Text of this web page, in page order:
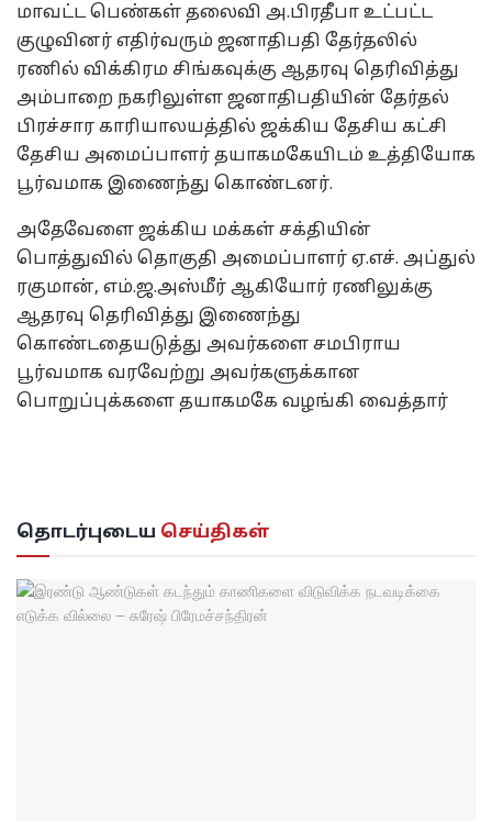
மாவட்ட பெண்கள் தலைவி அ.பிரதீபா உட்பட்ட
குழுவினர் எதிர்வரும் ஜனாதிபதி தேர்தலில்
ரணில் விக்கிரம சிங்கவுக்கு ஆதரவு தெரிவித்து
அம்பாறை நகரிலுள்ள ஜனாதிபதியின் தேர்தல்
பிரச்சார காரியாலயத்தில் ஜக்கிய தேசிய கட்சி
தேசிய அமைப்பாளர் தயாகமகேயிடம் உத்தியோக
பூர்வமாக இணைந்து கொண்டனர்.
அதேவேளை ஜக்கிய மக்கள் சக்தியின்
பொத்துவில் தொகுதி அமைப்பாளர் ஏ.எச். அப்துல்
ரகுமான், எம்.ஜ.அஸ்மீர் ஆகியோர் ரணிலுக்கு
ஆதரவு தெரிவித்து இணைந்து
கொண்டதையடுத்து அவர்களை சமபிராய
பூர்வமாக வரவேற்று அவர்களுக்கான
பொறுப்புக்களை தயாகமகே வழங்கி வைத்தார்
தொடர்புடைய செய்திகள்